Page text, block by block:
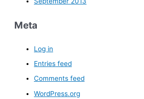
Meta
Log in
Entries feed
Comments feed
WordPress.org